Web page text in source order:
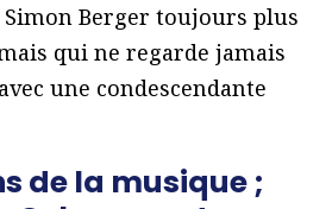
Berger toujours plus
qui ne regarde jamais
une condescendante
de la musique ;